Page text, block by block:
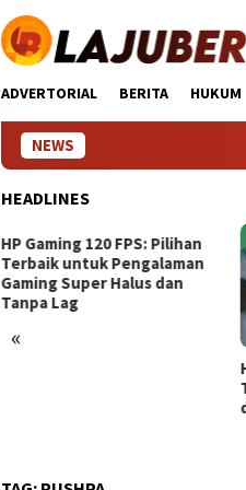
ADVERTORIAL BERITA HUKUM
NEWS
HEADLINES
«